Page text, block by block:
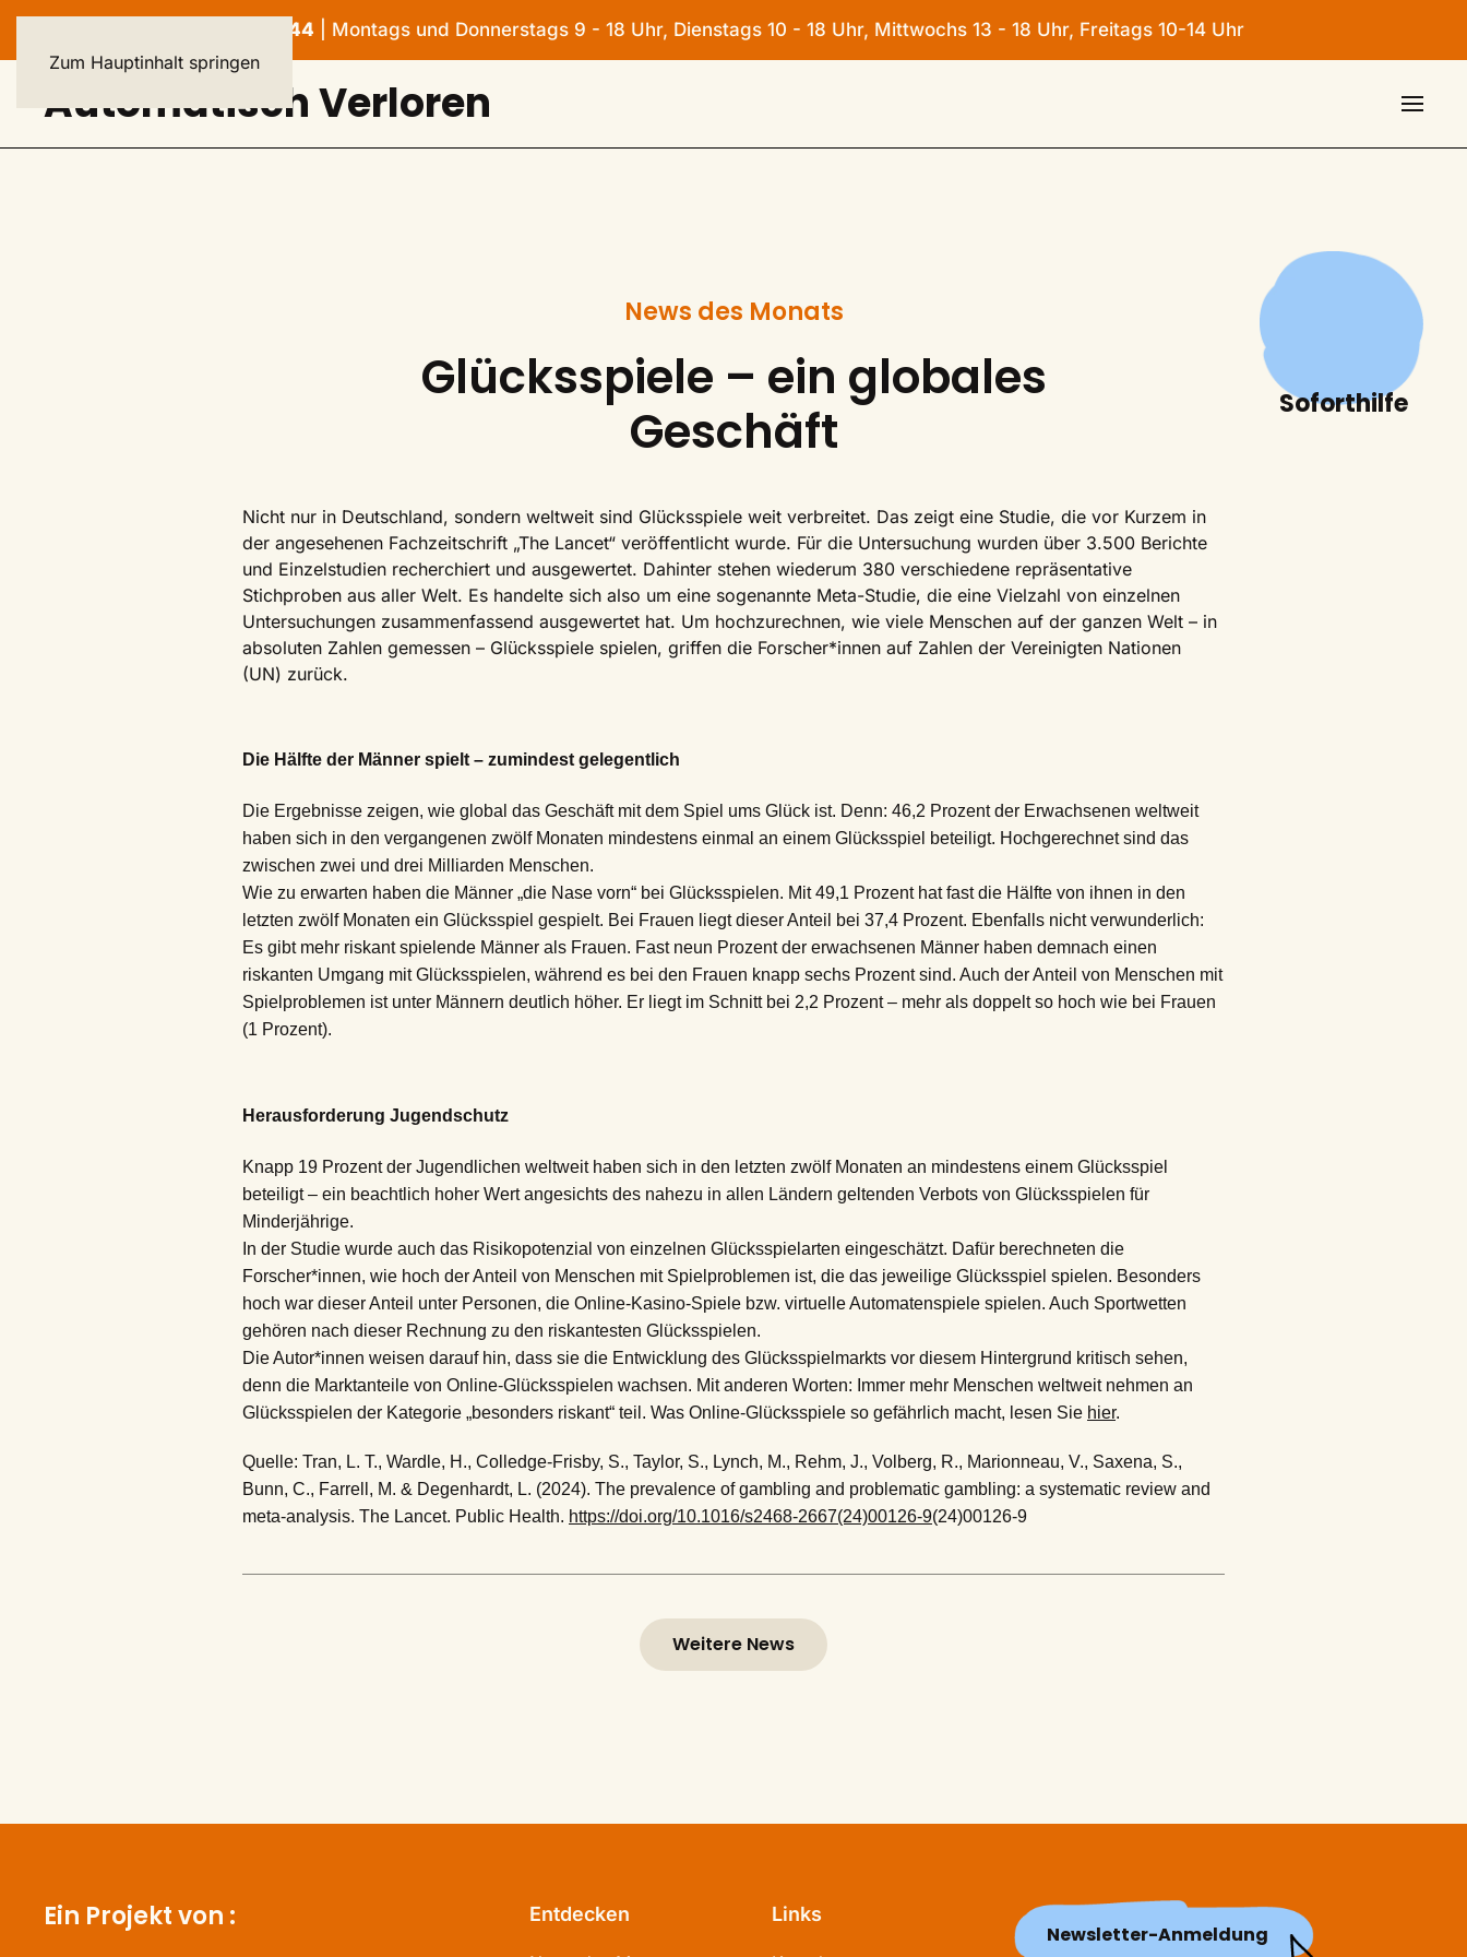
Zum Hauptinhalt springen
Automatisch Verloren
HELPLINE: 040 - 23 93 44 44 | Montags und Donnerstags 9 - 18 Uhr, Dienstags 10 - 18 Uhr, Mittwochs 13 - 18 Uhr, Freitags 10-14 Uhr
News des Monats
Glücksspiele – ein globales
Geschäft
Nicht nur in Deutschland, sondern weltweit sind Glücksspiele weit verbreitet. Das zeigt eine Studie, die vor Kurzem in
der angesehenen Fachzeitschrift „The Lancet“ veröffentlicht wurde. Für die Untersuchung wurden über 3.500 Berichte
und Einzelstudien recherchiert und ausgewertet. Dahinter stehen wiederum 380 verschiedene repräsentative
Stichproben aus aller Welt. Es handelte sich also um eine sogenannte Meta-Studie, die eine Vielzahl von einzelnen
Untersuchungen zusammenfassend ausgewertet hat. Um hochzurechnen, wie viele Menschen auf der ganzen Welt – in
absoluten Zahlen gemessen – Glücksspiele spielen, griffen die Forscher*innen auf Zahlen der Vereinigten Nationen
(UN) zurück.
Die Hälfte der Männer spielt – zumindest gelegentlich
Die Ergebnisse zeigen, wie global das Geschäft mit dem Spiel ums Glück ist. Denn: 46,2 Prozent der Erwachsenen weltweit
haben sich in den vergangenen zwölf Monaten mindestens einmal an einem Glücksspiel beteiligt. Hochgerechnet sind das
zwischen zwei und drei Milliarden Menschen.
Wie zu erwarten haben die Männer „die Nase vorn“ bei Glücksspielen. Mit 49,1 Prozent hat fast die Hälfte von ihnen in den
letzten zwölf Monaten ein Glücksspiel gespielt. Bei Frauen liegt dieser Anteil bei 37,4 Prozent. Ebenfalls nicht verwunderlich:
Es gibt mehr riskant spielende Männer als Frauen. Fast neun Prozent der erwachsenen Männer haben demnach einen
riskanten Umgang mit Glücksspielen, während es bei den Frauen knapp sechs Prozent sind. Auch der Anteil von Menschen mit
Spielproblemen ist unter Männern deutlich höher. Er liegt im Schnitt bei 2,2 Prozent – mehr als doppelt so hoch wie bei Frauen
(1 Prozent).
Herausforderung Jugendschutz
Knapp 19 Prozent der Jugendlichen weltweit haben sich in den letzten zwölf Monaten an mindestens einem Glücksspiel
beteiligt – ein beachtlich hoher Wert angesichts des nahezu in allen Ländern geltenden Verbots von Glücksspielen für
Minderjährige.
In der Studie wurde auch das Risikopotenzial von einzelnen Glücksspielarten eingeschätzt. Dafür berechneten die
Forscher*innen, wie hoch der Anteil von Menschen mit Spielproblemen ist, die das jeweilige Glücksspiel spielen. Besonders
hoch war dieser Anteil unter Personen, die Online-Kasino-Spiele bzw. virtuelle Automatenspiele spielen. Auch Sportwetten
gehören nach dieser Rechnung zu den riskantesten Glücksspielen.
Die Autor*innen weisen darauf hin, dass sie die Entwicklung des Glücksspielmarkts vor diesem Hintergrund kritisch sehen,
denn die Marktanteile von Online-Glücksspielen wachsen. Mit anderen Worten: Immer mehr Menschen weltweit nehmen an
Glücksspielen der Kategorie „besonders riskant“ teil. Was Online-Glücksspiele so gefährlich macht, lesen Sie hier.
Quelle: Tran, L. T., Wardle, H., Colledge-Frisby, S., Taylor, S., Lynch, M., Rehm, J., Volberg, R., Marionneau, V., Saxena, S.,
Bunn, C., Farrell, M. & Degenhardt, L. (2024). The prevalence of gambling and problematic gambling: a systematic review and
meta-analysis. The Lancet. Public Health. https://doi.org/10.1016/s2468-2667(24)00126-9(24)00126-9
Weitere News
Ein Projekt von : Entdecken Links
Newsletter-Anmeldung
Soforthilfe